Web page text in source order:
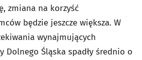
zmiana na korzyść
będzie jeszcze większa. W
wynajmujących
Dolnego Śląska spadły średnio o